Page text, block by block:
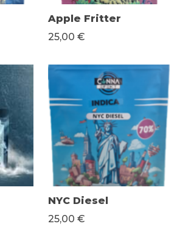
Apple Fritter
25,00 €
NYC Diesel
25,00 €